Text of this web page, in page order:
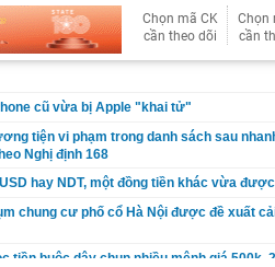
Chọn mã CK
cần theo dõi
Chọn
cần
cũ vừa bị Apple "khai tử"
tiện vi phạm trong danh sách sau
Nghị định 168
hay NDT, một đồng tiền khác vừa
chung cư phố cổ Hà Nội được đề xuất
tiền buộc dây chun nhiều mệnh giá 500k,